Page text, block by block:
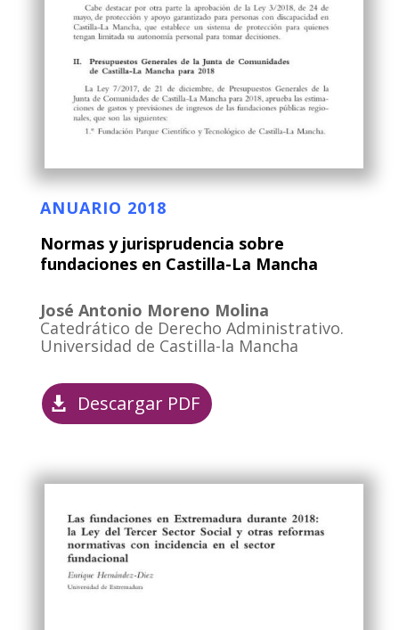
ANUARIO 2018
Normas y jurisprudencia sobre
fundaciones en Castilla-La Mancha
José Antonio Moreno Molina
Catedrático de Derecho Administrativo.
Universidad de Castilla-la Mancha
Descargar PDF